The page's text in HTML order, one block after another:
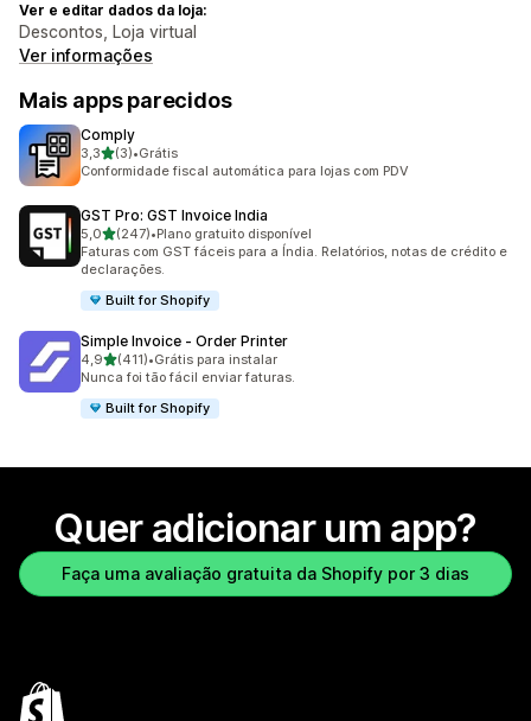
Ver e editar dados da loja:
Descontos, Loja virtual
Ver informações
Mais apps parecidos
Comply
3,3de 5 estrelas
(3)
3 avaliações ao todo
•Grátis
Conformidade fiscal automática para lojas com PDV
GST Pro: GST Invoice India
5,0de 5 estrelas
(247)
247 avaliações ao todo
•Plano gratuito disponível
Faturas com GST fáceis para a Índia. Relatórios, notas de crédito e
declarações.
Built for Shopify
Simple Invoice ‑ Order Printer
4,9de 5 estrelas
(411)
411 avaliações ao todo
•Grátis para instalar
Nunca foi tão fácil enviar faturas.
Built for Shopify
Quer adicionar um app?
Faça uma avaliação gratuita da Shopify por 3 dias